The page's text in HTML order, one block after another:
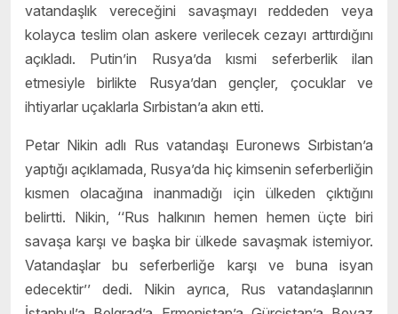
vatandaşlık vereceğini savaşmayı reddeden veya
kolayca teslim olan askere verilecek cezayı arttırdığını
açıkladı. Putin’in Rusya’da kısmi seferberlik ilan
etmesiyle birlikte Rusya’dan gençler, çocuklar ve
ihtiyarlar uçaklarla Sırbistan’a akın etti.
Petar Nikin adlı Rus vatandaşı Euronews Sırbistan’a
yaptığı açıklamada, Rusya’da hiç kimsenin seferberliğin
kısmen olacağına inanmadığı için ülkeden çıktığını
belirtti. Nikin, ‘‘Rus halkının hemen hemen üçte biri
savaşa karşı ve başka bir ülkede savaşmak istemiyor.
Vatandaşlar bu seferberliğe karşı ve buna isyan
edecektir’’ dedi. Nikin ayrıca, Rus vatandaşlarının